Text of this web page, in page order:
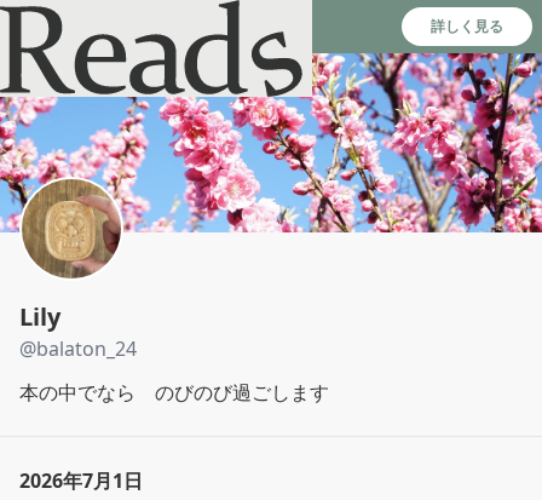
Reads - 読書のSNS＆記録アプリ 詳しく見る
Lily
@balaton_24
本の中でなら　のびのび過ごします
2026年7月1日